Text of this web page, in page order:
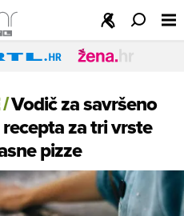
/Vodič za savršeno
za tri vrste
pizze